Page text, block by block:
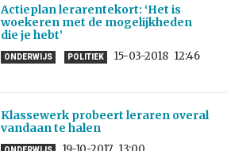
Actieplan lerarentekort: ‘Het is
woekeren met de mogelijkheden
die je hebt’
ONDERWIJS POLITIEK 15-03-2018 12:46
Klassewerk probeert leraren overal
vandaan te halen